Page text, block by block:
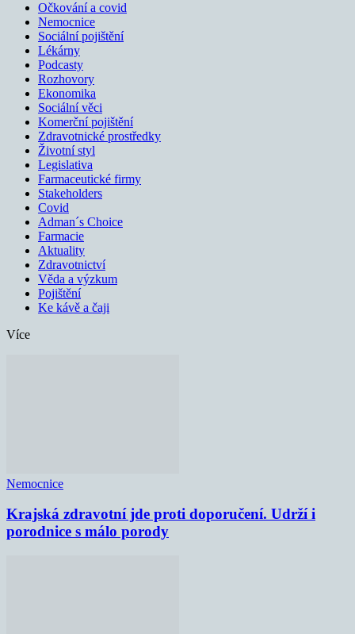
Očkování a covid
Nemocnice
Sociální pojištění
Lékárny
Podcasty
Rozhovory
Ekonomika
Sociální věci
Komerční pojištění
Zdravotnické prostředky
Životní styl
Legislativa
Farmaceutické firmy
Stakeholders
Covid
Adman´s Choice
Farmacie
Aktuality
Zdravotnictví
Věda a výzkum
Pojištění
Ke kávě a čaji
Více
Nemocnice
Krajská zdravotní jde proti doporučení. Udrží i
porodnice s málo porody